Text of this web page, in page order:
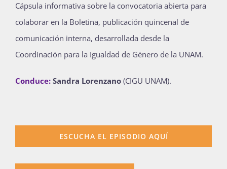
Cápsula informativa sobre la convocatoria abierta para
colaborar en la Boletina, publicación quincenal de
comunicación interna, desarrollada desde la
Coordinación para la Igualdad de Género de la UNAM.
Conduce: Sandra Lorenzano (CIGU UNAM).
ESCUCHA EL EPISODIO AQUÍ